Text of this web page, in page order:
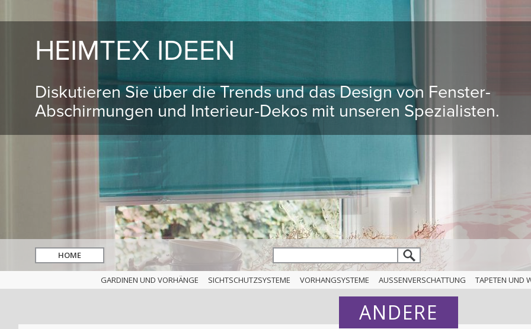
HEIMTEX IDEEN
Diskutieren Sie über die Trends und das Design von Fenster-
Abschirmungen und Interieur-Dekos mit unseren Spezialisten.
HOME hledat
GARDINEN UND VORHÄNGE SICHTSCHUTZSYSTEME VORHANGSYSTEME AUSSENVERSCHATTUNG TAPETEN UND
ANDERE